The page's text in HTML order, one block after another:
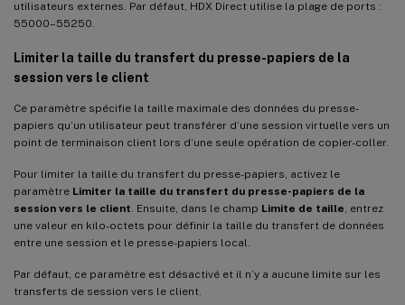
utilisateurs externes. Par défaut, HDX Direct utilise la plage de ports :
55000–55250.
Limiter la taille du transfert du presse-papiers de la
session vers le client
Ce paramètre spécifie la taille maximale des données du presse-
papiers qu’un utilisateur peut transférer d’une session virtuelle vers un
point de terminaison client lors d’une seule opération de copier-coller.
Pour limiter la taille du transfert du presse-papiers, activez le
paramètre Limiter la taille du transfert du presse-papiers de la
session vers le client . Ensuite, dans le champ Limite de taille , entrez
une valeur en kilo-octets pour définir la taille du transfert de données
entre une session et le presse-papiers local.
Par défaut, ce paramètre est désactivé et il n’y a aucune limite sur les
transferts de session vers le client.